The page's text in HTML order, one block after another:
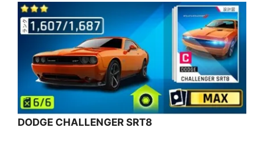
DODGE CHALLENGER SRT8